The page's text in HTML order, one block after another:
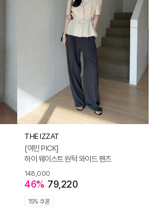
THE IZZAT
[여민 PICK]
하이 웨이스트 원턱 와이드 팬츠
148,000
46% 79,220
15% 쿠폰